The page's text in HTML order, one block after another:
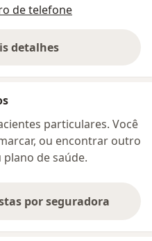
de telefone
detalhes
o endereço
particulares. Você
ou encontrar outro
plano de saúde.
por seguradora